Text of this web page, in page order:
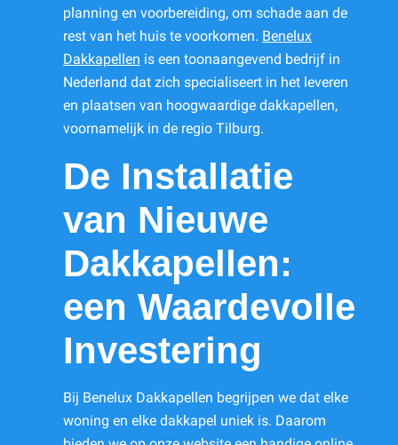
planning en voorbereiding, om schade aan de
rest van het huis te voorkomen. Benelux
Dakkapellen is een toonaangevend bedrijf in
Nederland dat zich specialiseert in het leveren
en plaatsen van hoogwaardige dakkapellen,
voornamelijk in de regio Tilburg.
De Installatie
van Nieuwe
Dakkapellen:
een Waardevolle
Investering
Bij Benelux Dakkapellen begrijpen we dat elke
woning en elke dakkapel uniek is. Daarom